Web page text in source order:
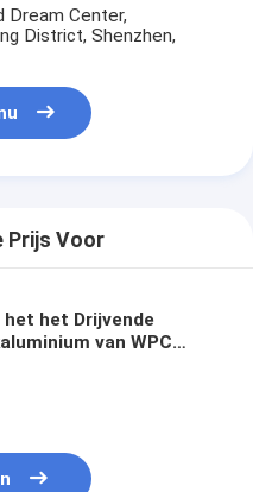
Dream Center,
District, Shenzhen,
Prijs Voor
het het Drijvende
van WPC